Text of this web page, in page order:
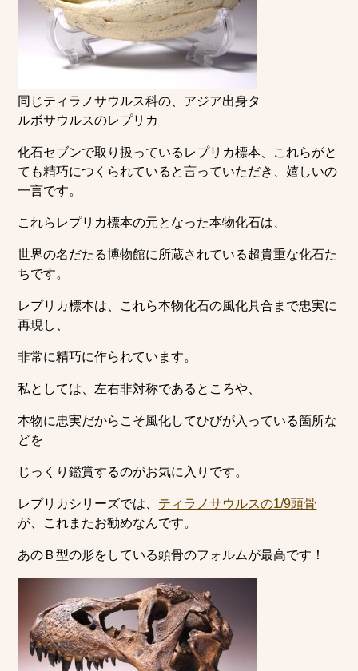
同じティラノサウルス科の、アジア出身タ
ルボサウルスのレプリカ
化石セブンで取り扱っているレプリカ標本、これらがと
ても精巧につくられていると言っていただき、嬉しいの
一言です。
これらレプリカ標本の元となった本物化石は、
世界の名だたる博物館に所蔵されている超貴重な化石た
ちです。
レプリカ標本は、これら本物化石の風化具合まで忠実に
再現し、
非常に精巧に作られています。
私としては、左右非対称であるところや、
本物に忠実だからこそ風化してひびが入っている箇所な
どを
じっくり鑑賞するのがお気に入りです。
レプリカシリーズでは、 ティラノサウルスの1/9頭骨
が、これまたお勧めなんです。
あのＢ型の形をしている頭骨のフォルムが最高です！